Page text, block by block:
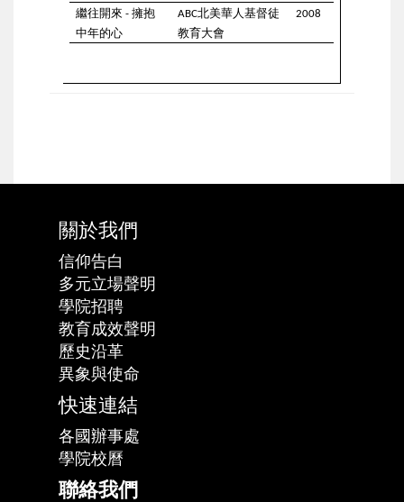
繼往開來 - 擁抱
中年的心
ABC北美華人基督徒
教育大會
2008
關於我們
信仰告白
多元立場聲明
學院招聘
教育成效聲明
歷史沿革
異象與使命
快速連結
各國辦事處
學院校曆
聯絡我們